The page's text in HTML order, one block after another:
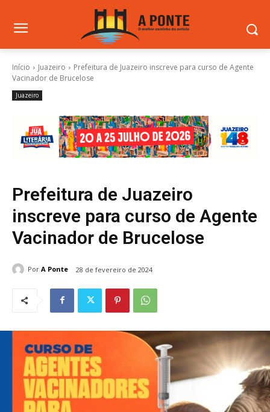
Início Juazeiro
Prefeitura de Juazeiro inscreve para curso de Agente
Vacinador de Brucelose
Juazeiro
Prefeitura de Juazeiro
inscreve para curso de Agente
Vacinador de Brucelose
Por A Ponte 28 de fevereiro de 2024